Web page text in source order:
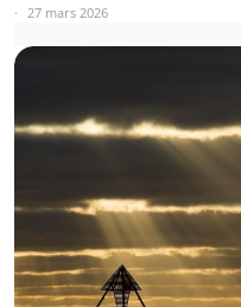
27 mars 2026